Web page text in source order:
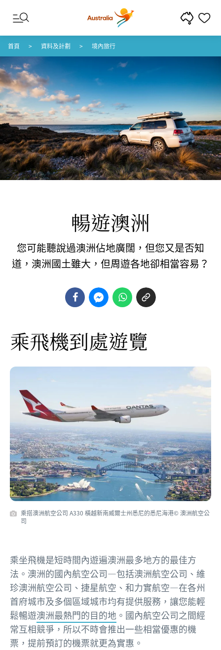
跳至內容
跳至頁尾導覽
首頁 資料及計劃 境內旅行
暢遊澳洲
您可能聽說過澳洲佔地廣闊，但您又是否知
道，澳洲國土雖大，但周遊各地卻相當容易？
乘飛機到處遊覽
乘搭澳洲航空公司 A330 橫越新南威爾士州悉尼的悉尼海港© 澳洲航空公
司
乘坐飛機是短時間內遊遍澳洲最多地方的最佳方
法。澳洲的國內航空公司—包括澳洲航空公司、維
珍澳洲航空公司、捷星航空、和力實航空—在各州
首府城市及多個區域城市均有提供服務，讓您能輕
鬆暢遊澳洲最熱門的目的地 。國內航空公司之間經
常互相競爭，所以不時會推出一些相當優惠的機
票，提前預訂的機票就更為實惠。